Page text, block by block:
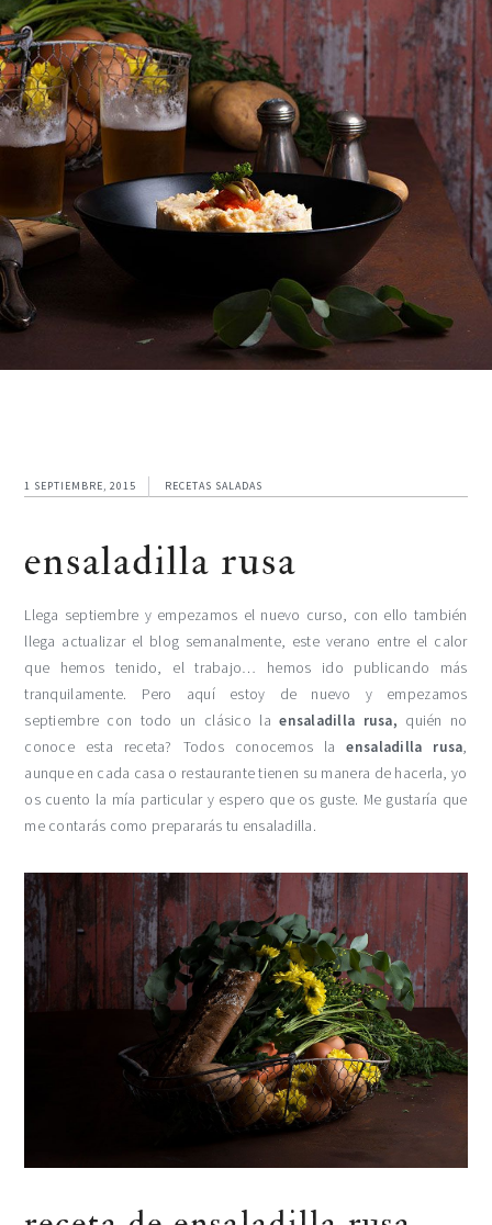
1 SEPTIEMBRE, 2015 RECETAS SALADAS
ensaladilla rusa
Llega septiembre y empezamos el nuevo curso, con ello también
llega actualizar el blog semanalmente, este verano entre el calor
que hemos tenido, el trabajo… hemos ido publicando más
tranquilamente. Pero aquí estoy de nuevo y empezamos
septiembre con todo un clásico laensaladilla rusa, quién no
conoce esta receta? Todos conocemos laensaladilla rusa,
aunque en cada casa o restaurante tienen su manera de hacerla, yo
os cuento la mía particular y espero que os guste. Me gustaría que
me contarás como prepararás tu ensaladilla.